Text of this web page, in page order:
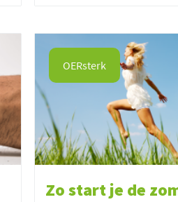
OERsterk
Zo start je de